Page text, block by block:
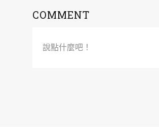
COMMENT
說點什麼吧！